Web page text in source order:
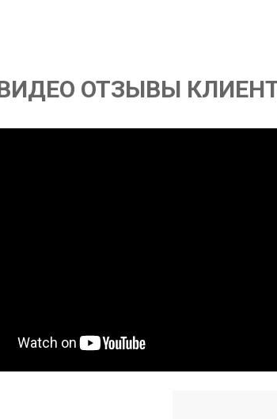
ОТЗЫВЫ